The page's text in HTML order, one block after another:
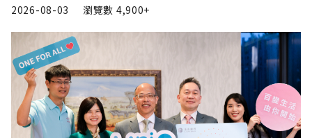
2026-08-03 瀏覽數 4,900+